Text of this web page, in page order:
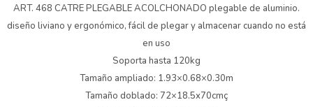
ART. 468 CATRE PLEGABLE ACOLCHONADO plegable de aluminio.
diseño liviano y ergonómico, fácil de plegar y almacenar cuando no está
en uso
Soporta hasta 120kg
Tamaño ampliado: 1.93×0.68×0.30m
Tamaño doblado: 72×18.5x70cmç